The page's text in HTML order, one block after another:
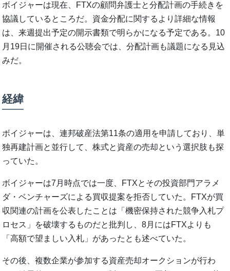
ボイジャーは現在、FTXの顧問弁護士と分配計画の手続きを
協議しているところだ。資金分配に関するより詳細な情報
は、来週提出予定の開示書類で明らかになる予定である。10
月19日に開催される公聴会では、分配計画も議題になる見込
みだ。
経緯
ボイジャーは、連邦破産法第11条の適用を申請しており、単
独再建計画と並行して、株式と資産の売却という選択肢も探
っていた。
ボイジャーは7月時点では一度、FTXとその投資部門アラメ
ダ・ベンチャーズによる買収提案を拒否していた。FTXが買
収関連の計画を公表したことは「機密保持された競争入札プ
ロセス」を破壊するものだと批判し、8月にはFTXよりも
「高額で望ましい入札」があったとも述べていた。
その後、複数企業が参加する資産売却オークションが行わ